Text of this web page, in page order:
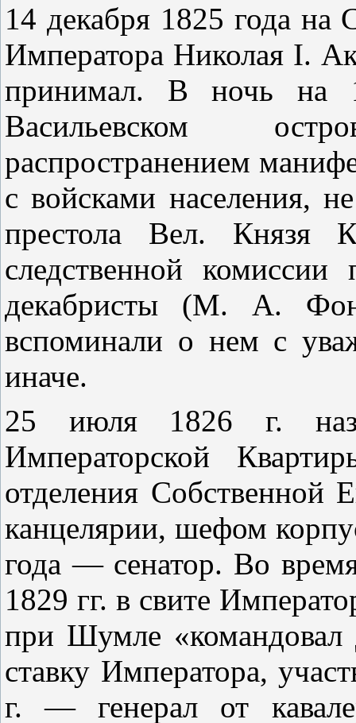
14 декабря 1825 года на
Императора Николая I.
принимал. В ночь на
Васильевском
распространением
с войсками населения,
престола Вел. Князя
следственной
декабристы (М. А.
вспоминали о нем с
иначе.
25 июля 1826 г.
Императорской
отделения Собственной
канцелярии, шефом
года — сенатор. Во
1829 гг. в свите
при Шумле «командовал
ставку Императора,
г. — генерал от